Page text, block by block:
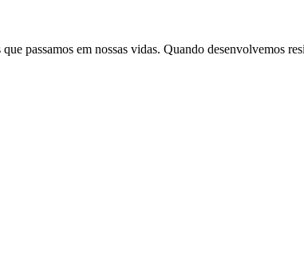
passamos em nossas vidas. Quando desenvolvemos